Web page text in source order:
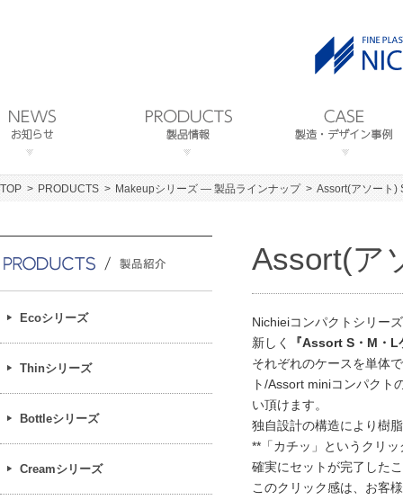
TOP PRODUCTS Makeupシリーズ ― 製品ラインナップ Assort(アソート)
Assort(ア
Nichieiコンパクトシリー
新しく
『Assort S・M・L
それぞれのケースを単体
ト/Assort miniコンパクト
い頂けます。
独自設計の構造により樹
**「カチッ」というクリッ
確実にセットが完了した
このクリック感は、お客
Ecoシリーズ
Thinシリーズ
Bottleシリーズ
Creamシリーズ